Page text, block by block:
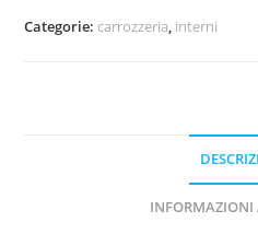
Categorie: carrozzeria, interni
INFORMAZIONI